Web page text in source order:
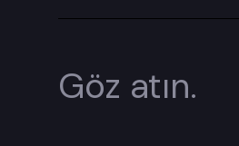
Göz atın.